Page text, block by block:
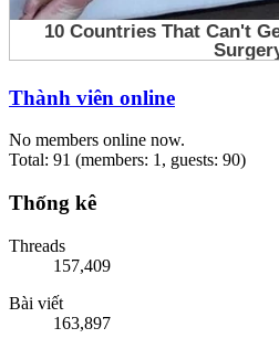
Thành viên online
No members online now.
Total: 91 (members: 1, guests: 90)
Thống kê
Threads
157,409
Bài viết
163,897